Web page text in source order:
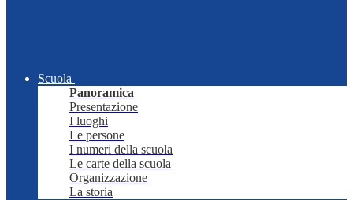
Scuola
Panoramica
Presentazione
I luoghi
Le persone
I numeri della scuola
Le carte della scuola
Organizzazione
La storia